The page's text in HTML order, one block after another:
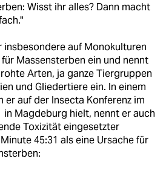
Wisst ihr alles? Dann macht
insbesondere auf Monokulturen
Massensterben ein und nennt
Arten, ja ganze Tiergruppen
und Gliedertiere ein. In einem
er auf der Insecta Konferenz im
in Magdeburg hielt, nennt er auch
Toxizität eingesetzter
45:31 als eine Ursache für